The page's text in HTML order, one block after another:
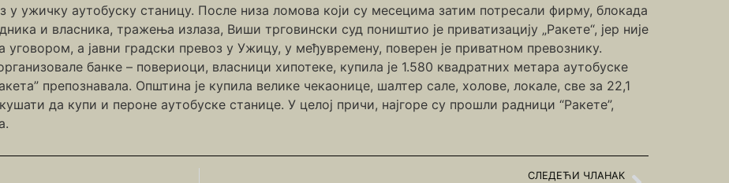
у ужичку аутобуску станицу. После низа ломова који су месецима затим потресали фирму, блокада
и власника, тражења излаза, Виши трговински суд поништио је приватизацију „Ракете“, јер није
уговором, а јавни градски превоз у Ужицу, у међувремену, поверен је приватном превознику.
банке – повериоци, власници хипотеке, купила је 1.580 квадратних метара аутобуске
препознавала. Општина је купила велике чекаонице, шалтер сале, холове, локале, све за 22,1
да купи и пероне аутобуске станице. У целој причи, најгоре су прошли радници “Ракете”,
СЛЕДЕЋИ ЧЛАНАК